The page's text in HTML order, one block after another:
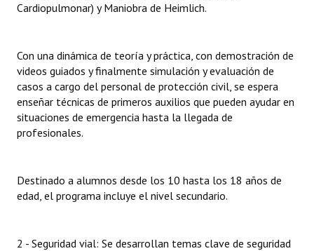
Premio al Mérito - Registro
Mujeres que Dejaron Huellas - Registro
Periodistas Decanos - Registro
Ciudadano Ilustre - Registro
Huéspedes de Honor - Registro
Reconocimientos - Registro
Cardiopulmonar) y Maniobra de Heimlich.
Con una dinámica de teoría y práctica, con demostración de
videos guiados y finalmente simulación y evaluación de
casos a cargo del personal de protección civil, se espera
enseñar técnicas de primeros auxilios que pueden ayudar en
situaciones de emergencia hasta la llegada de
profesionales.
Destinado a alumnos desde los 10 hasta los 18 años de
edad, el programa incluye el nivel secundario.
2 - Seguridad vial: Se desarrollan temas clave de seguridad